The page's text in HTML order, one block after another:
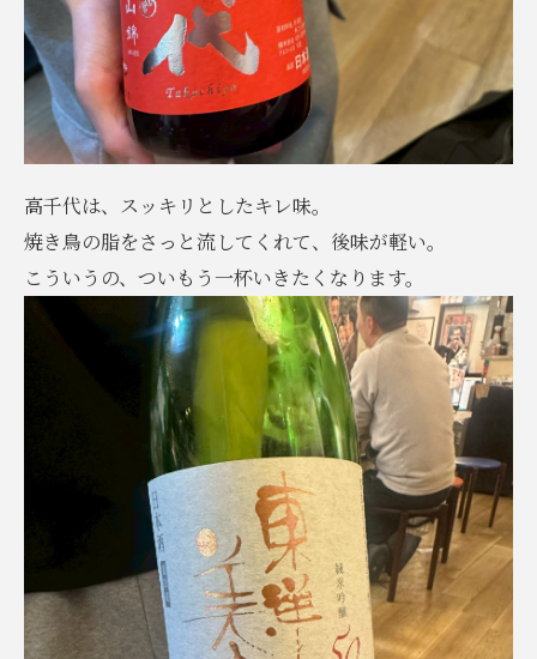
高千代は、スッキリとしたキレ味。
焼き鳥の脂をさっと流してくれて、後味が軽い。
こういうの、ついもう一杯いきたくなります。